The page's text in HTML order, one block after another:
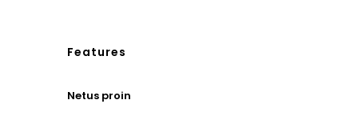
Features
Netus proin